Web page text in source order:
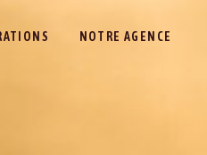
NOTRE AGENCE